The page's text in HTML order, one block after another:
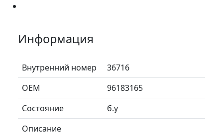
Информация
Внутренний номер
36716
ОЕМ
96183165
Состояние
б.у
Описание